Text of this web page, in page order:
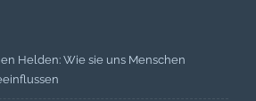
Helden: Wie sie uns Menschen